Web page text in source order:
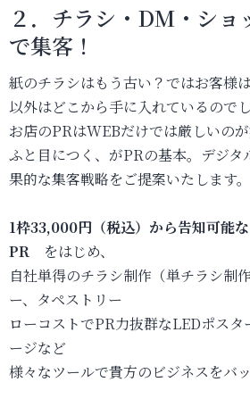
２． チラシ・DM・ショ
で集客！
紙のチラシはもう古い？ではお客様
以外はどこから手に入れているので
お店のPRはWEBだけでは厳しいのが
ふと目につく、がPRの基本。デジ
果的な集客戦略をご提案いたします。
1枠33,000円（税込）から告知可能
PR をはじめ、
自社単得のチラシ制作（単チラシ制
ー、タペストリー
ローコストでPR力抜群なLEDポス
ージなど
様々なツールで貴方のビジネスをバッ